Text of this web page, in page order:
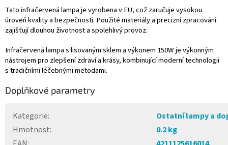
Tato infračervená lampa je vyrobena v EU, což zaručuje vysokou
úroveň kvality a bezpečnosti. Použité materiály a precizní zpracování
zajišťují dlouhou životnost a spolehlivý provoz.
Infračervená lampa s lisovaným sklem a výkonem 150W je výkonným
nástrojem pro zlepšení zdraví a krásy, kombinující moderní technologii
s tradičními léčebnými metodami.
Doplňkové parametry
Kategorie:
Ostatní lampy a
Hmotnost:
0.2 kg